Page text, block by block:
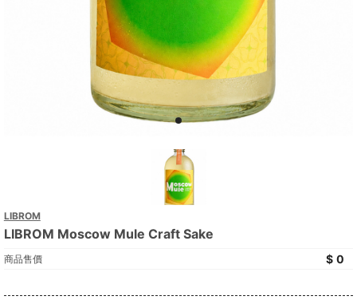
LIBROM
LIBROM Moscow Mule Craft Sake
商品售價 0